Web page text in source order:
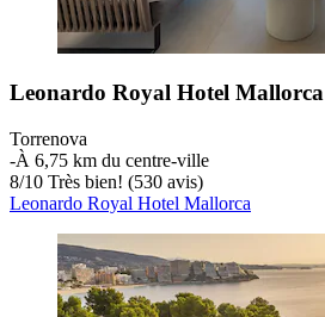
Leonardo Royal Hotel Mallorca
Torrenova
‐À 6,75 km du centre-ville
8/10 Très bien! (530 avis)
Leonardo Royal Hotel Mallorca